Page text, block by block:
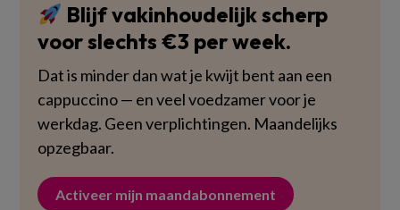
Blijf vakinhoudelijk scherp
voor slechts €3 per week.
Dat is minder dan wat je kwijt bent aan een
cappuccino — en veel voedzamer voor je
werkdag. Geen verplichtingen. Maandelijks
opzegbaar.
Activeer mijn maandabonnement